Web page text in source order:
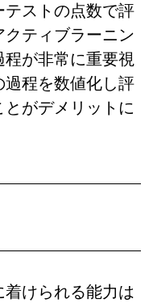
ストの点数で評
ティブラーニン
が非常に重要視
程を数値化し評
がデメリットに
けられる能力は